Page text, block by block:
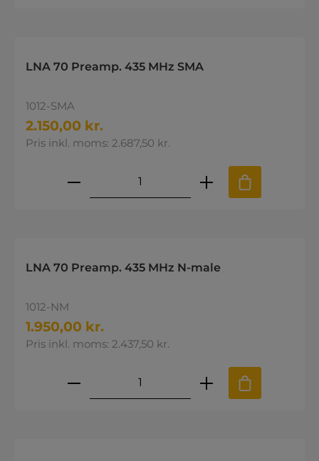
LNA 70 Preamp. 435 MHz SMA
1012-SMA
2.150,00 kr.
Pris inkl. moms: 2.687,50 kr.
Produktmængde: Indtast den
LNA 70 Preamp. 435 MHz N-male
1012-NM
1.950,00 kr.
Pris inkl. moms: 2.437,50 kr.
Produktmængde: Indtast den